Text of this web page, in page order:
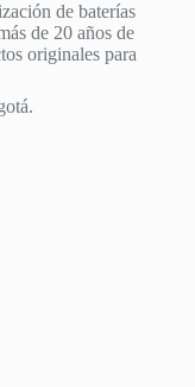
de baterías
de 20 años de
originales para